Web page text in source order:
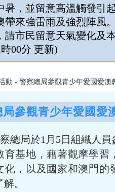
暑，並留意高溫觸發引
帶來強雷雨及強烈陣風
請市民留意天氣變化及
00分 更新)
動 - 警察總局參觀青少年愛國愛澳
局參觀青少年愛國愛
總局於1月5日組織人
育基地，藉著觀摩學習
化，以及國家和澳門的
。